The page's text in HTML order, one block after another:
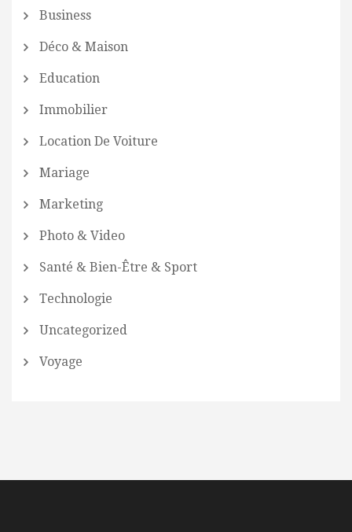
Business
Déco & Maison
Education
Immobilier
Location De Voiture
Mariage
Marketing
Photo & Video
Santé & Bien-Être & Sport
Technologie
Uncategorized
Voyage